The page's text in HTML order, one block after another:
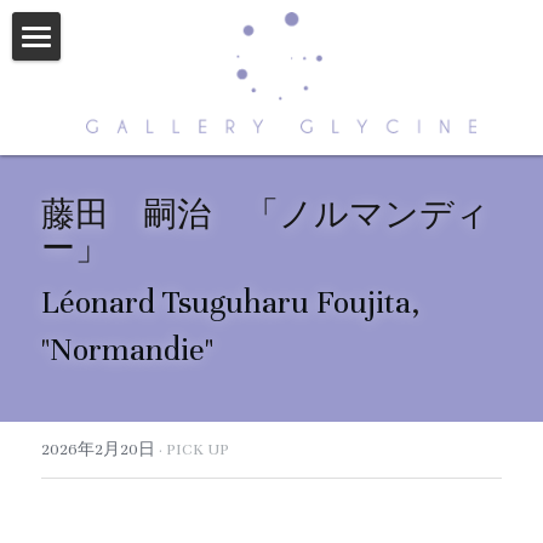
ABOUT US
CONTACT
ARTISTS
NEWS
STORE
藤田　嗣治　「ノルマンディ
ー」
Léonard Tsuguharu Foujita,
"Normandie"
2026年2月20日 · PICK UP